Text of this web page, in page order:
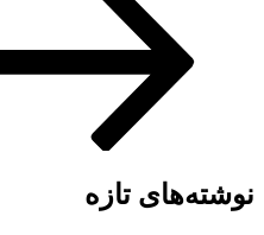
نوشته‌های تازه